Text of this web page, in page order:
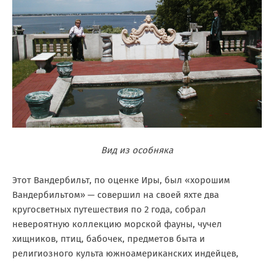
Вид из особняка
Этот Вандербильт, по оценке Иры, был «хорошим
Вандербильтом» — совершил на своей яхте два
кругосветных путешествия по 2 года, собрал
невероятную коллекцию морской фауны, чучел
хищников, птиц, бабочек, предметов быта и
религиозного культа южноамериканских индейцев,